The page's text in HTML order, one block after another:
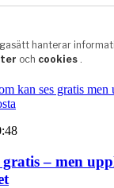
– men